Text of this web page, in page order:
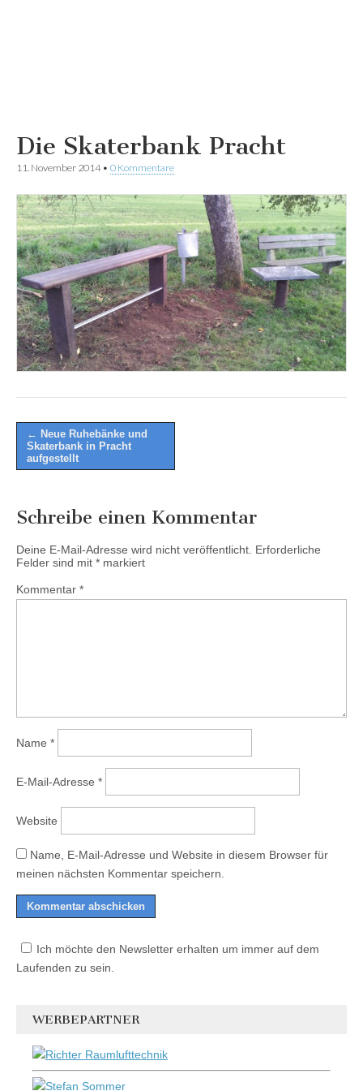
Die Skaterbank Pracht
11. November 2014• 0 Kommentare
Post
navigation
← Neue Ruhebänke und
Skaterbank in Pracht
aufgestellt
Schreibe einen Kommentar
Deine E-Mail-Adresse wird nicht veröffentlicht. Erforderliche
Felder sind mit * markiert
Kommentar *
Name *
E-Mail-Adresse *
Website
Name, E-Mail-Adresse und Website in diesem Browser für
meinen nächsten Kommentar speichern.
Ich möchte den Newsletter erhalten um immer auf dem
Laufenden zu sein.
WERBEPARTNER